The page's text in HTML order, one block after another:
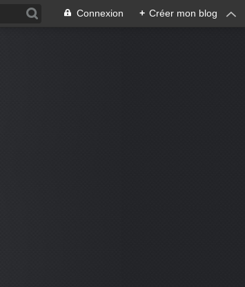
Connexion + Créer mon blog